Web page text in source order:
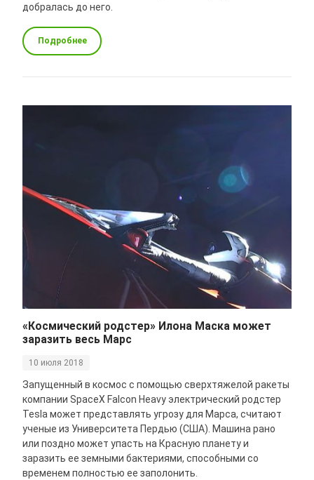
добралась до него.
Подробнее
«Космический родстер» Илона Маска может
заразить весь Марс
10 июля 2018
Запущенный в космос с помощью сверхтяжелой ракеты
компании SpaceX Falcon Heavy электрический родстер
Tesla может представлять угрозу для Марса, считают
ученые из Университета Пердью (США). Машина рано
или поздно может упасть на Красную планету и
заразить ее земными бактериями, способными со
временем полностью ее заполонить.